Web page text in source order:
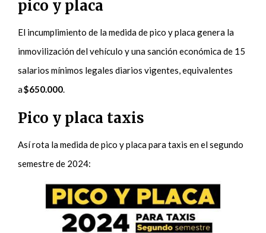
pico y placa
El incumplimiento de la medida de pico y placa genera la
inmovilización del vehículo y una sanción económica de 15
salarios mínimos legales diarios vigentes, equivalentes
a$650.000.
Pico y placa taxis
Así rota la medida de pico y placa para taxis en el segundo
semestre de 2024: